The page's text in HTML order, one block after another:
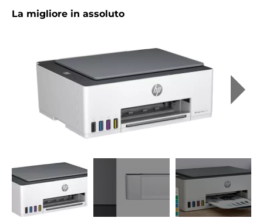
La migliore in assoluto